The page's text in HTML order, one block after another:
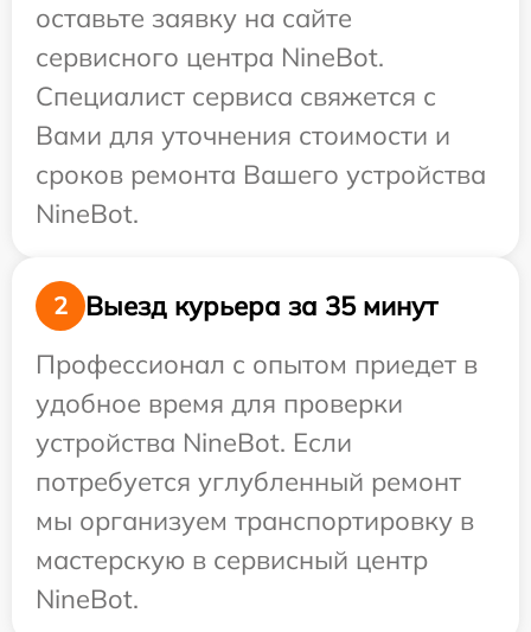
оставьте заявку на сайте
сервисного центра NineBot.
Специалист сервиса свяжется с
Вами для уточнения стоимости и
сроков ремонта Вашего устройства
NineBot.
2
Выезд курьера за 35 минут
Профессионал с опытом приедет в
удобное время для проверки
устройства NineBot. Если
потребуется углубленный ремонт
мы организуем транспортировку в
мастерскую в сервисный центр
NineBot.